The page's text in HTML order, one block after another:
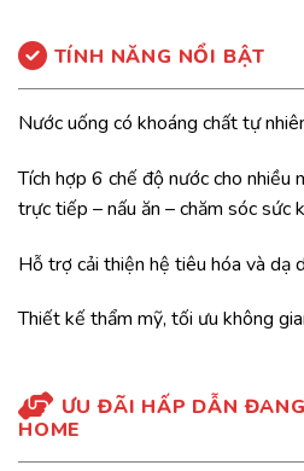
TÍNH NĂNG NỔI BẬT
Nước uống có khoáng chất tự
Tích hợp 6 chế độ nước cho nhiều
trực tiếp – nấu ăn – chăm sóc sức
Hỗ trợ cải thiện hệ tiêu hóa và dạ
Thiết kế thẩm mỹ, tối ưu không
ƯU ĐÃI HẤP DẪN
HOME